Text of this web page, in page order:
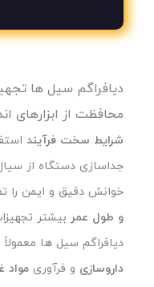
دیافراگم سیل ها
محافظت از ابزارهای
شرایط سخت فرآیند
جداسازی دستگاه از
خوانش دقیق و ایمن را
و طول عمر بیشتر
دیافراگم سیل ها
داروسازی و فرآوری مواد